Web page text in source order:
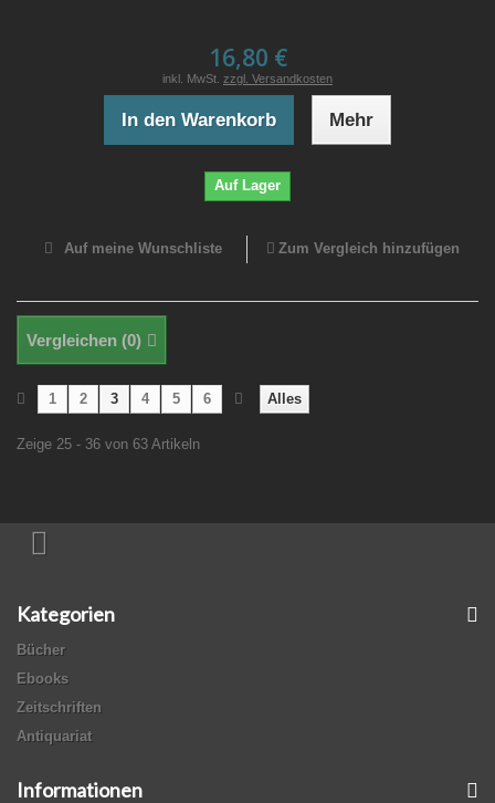
16,80 €
inkl. MwSt. zzgl. Versandkosten
In den Warenkorb Mehr
Auf Lager
Auf meine Wunschliste Zum Vergleich hinzufügen
Vergleichen (0)
Alles
1 2 3 4 5 6
Zeige 25 - 36 von 63 Artikeln
Kategorien
Bücher
Ebooks
Zeitschriften
Antiquariat
Informationen